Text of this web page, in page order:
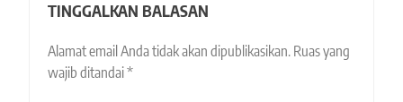
TINGGALKAN BALASAN
Alamat email Anda tidak akan dipublikasikan. Ruas yang
wajib ditandai*